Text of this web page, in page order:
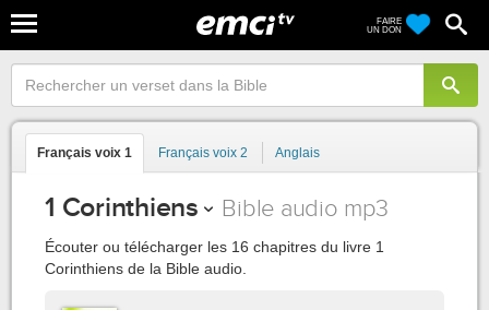
FAIRE
UN DON
Français voix 1 Français voix 2 Anglais
1 Corinthiens Bible audio mp3
Écouter ou télécharger les 16 chapitres du livre 1
Corinthiens de la Bible audio.